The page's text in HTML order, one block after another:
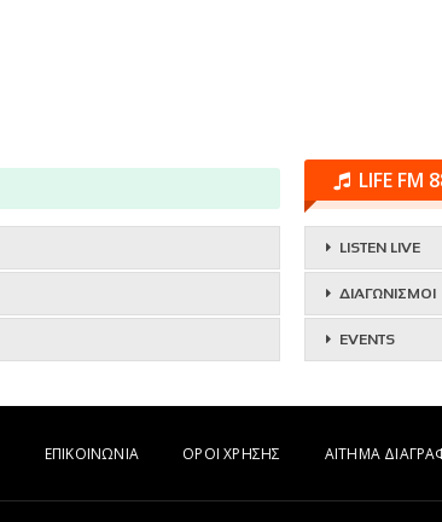
LIFE FM
LISTEN LIVE
ΔΙΑΓΩΝΙΣΜΟΙ
EVENTS
ΕΠΙΚΟΙΝΩΝΙΑ ΟΡΟΙ ΧΡΗΣΗΣ ΑΙΤΗΜΑ